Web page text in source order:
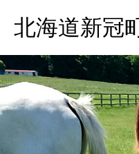
海道新冠